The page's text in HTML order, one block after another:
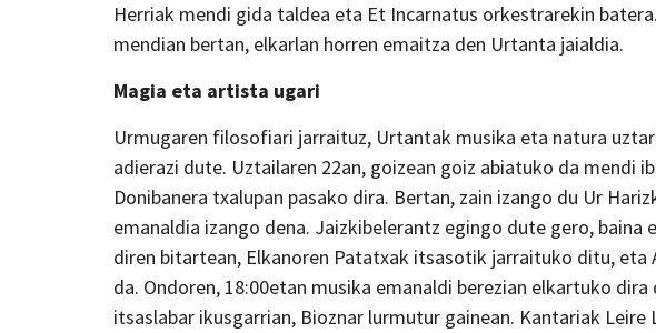
Herriak mendi gida taldea eta Et Incarnatus orkestrarekin
mendian bertan, elkarlan horren emaitza den Urtanta jaialdia.
Magia eta artista ugari
Urmugaren filosofiari jarraituz, Urtantak musika eta natura
adierazi dute. Uztailaren 22an, goizean goiz abiatuko da mendi
Donibanera txalupan pasako dira. Bertan, zain izango du Ur
emanaldia izango dena. Jaizkibelerantz egingo dute gero, baina
diren bitartean, Elkanoren Patatxak itsasotik jarraituko ditu,
da. Ondoren, 18:00etan musika emanaldi berezian elkartuko
itsaslabar ikusgarrian, Bioznar lurmutur gainean. Kantariak